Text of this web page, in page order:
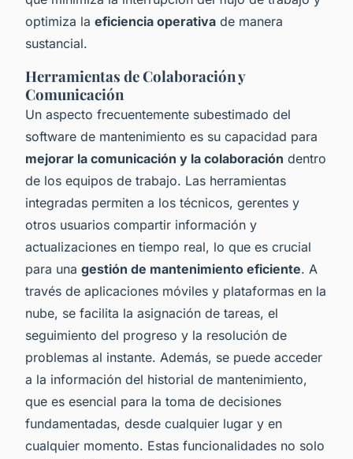
optimiza la eficiencia operativa de manera
sustancial.
Herramientas de Colaboración y
Comunicación
Un aspecto frecuentemente subestimado del
software de mantenimiento es su capacidad para
mejorar la comunicación y la colaboración dentro
de los equipos de trabajo. Las herramientas
integradas permiten a los técnicos, gerentes y
otros usuarios compartir información y
actualizaciones en tiempo real, lo que es crucial
para una gestión de mantenimiento eficiente. A
través de aplicaciones móviles y plataformas en la
nube, se facilita la asignación de tareas, el
seguimiento del progreso y la resolución de
problemas al instante. Además, se puede acceder
a la información del historial de mantenimiento,
que es esencial para la toma de decisiones
fundamentadas, desde cualquier lugar y en
cualquier momento. Estas funcionalidades no solo